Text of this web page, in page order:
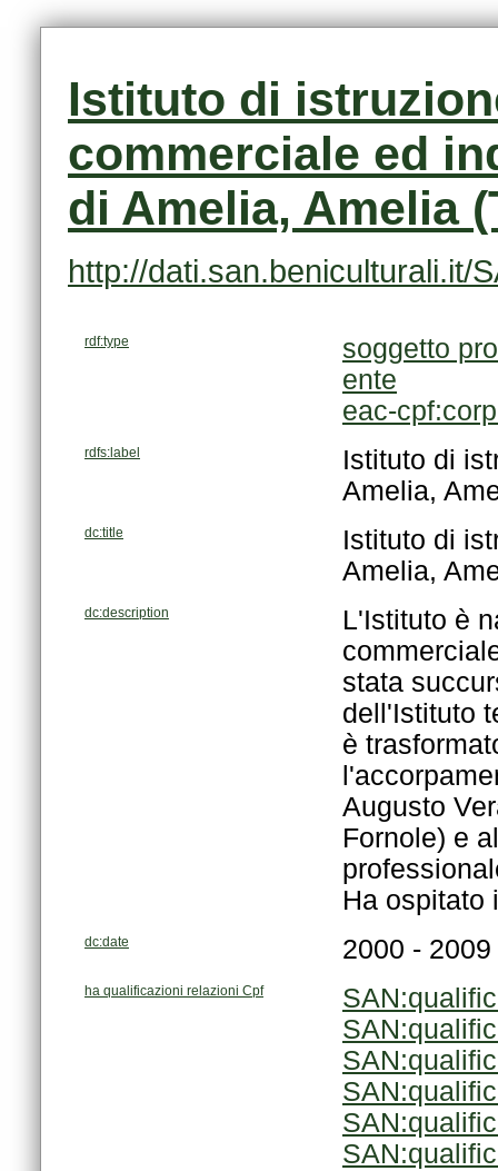
di Amelia, Amelia
http://dati.san.beniculturali.it/
rdf:type
soggetto
ente
eac-
rdfs:label
Amelia,
dc:title
Amelia,
dc:description
Ha ospitato
dc:date 2000 - 2009
ha qualificazioni relazioni Cpf